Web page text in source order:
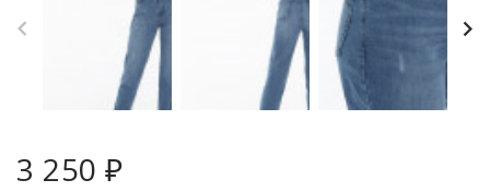
3 250 ₽